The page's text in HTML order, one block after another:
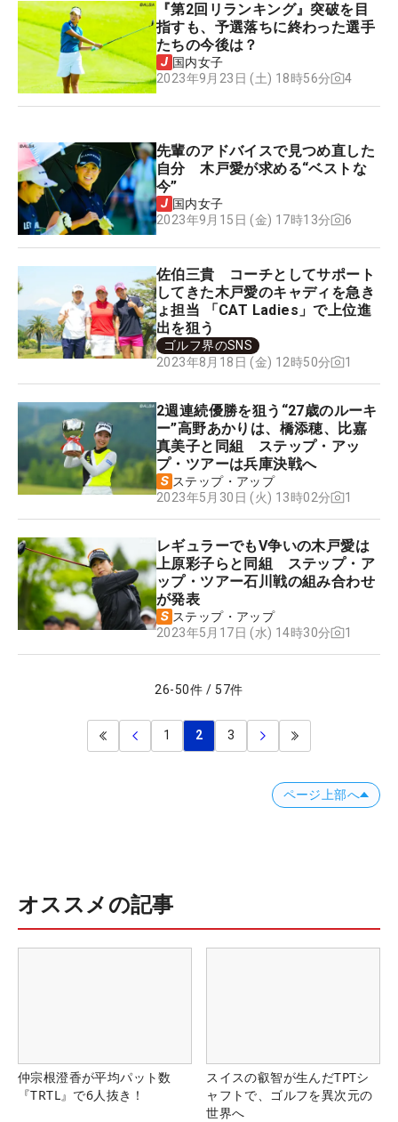
『第2回リランキング』突破を目
指すも、予選落ちに終わった選手
たちの今後は？
国内女子
2023年9月23日 (土) 18時56分
4
先輩のアドバイスで見つめ直した
自分 木戸愛が求める“ベストな
今”
国内女子
2023年9月15日 (金) 17時13分
6
佐伯三貴 コーチとしてサポート
してきた木戸愛のキャディを急き
ょ担当 「CAT Ladies」で上位進
出を狙う
ゴルフ界のSNS
2023年8月18日 (金) 12時50分
1
2週連続優勝を狙う“27歳のルーキ
ー”高野あかりは、橋添穂、比嘉
真美子と同組 ステップ・アッ
プ・ツアーは兵庫決戦へ
ステップ・アップ
2023年5月30日 (火) 13時02分
1
レギュラーでもV争いの木戸愛は
上原彩子らと同組 ステップ・ア
ップ・ツアー石川戦の組み合わせ
が発表
ステップ・アップ
2023年5月17日 (水) 14時30分
1
26-50件 / 57件
1 2 3
ページ上部へ
オススメの記事
仲宗根澄香が平均パット数
『TRTL』で6人抜き！
スイスの叡智が生んだTPTシ
ャフトで、ゴルフを異次元の
世界へ